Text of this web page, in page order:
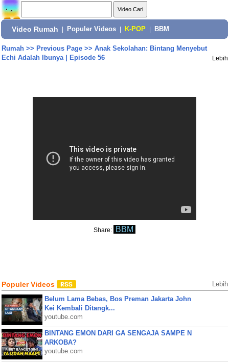
Video Rumah Populer Videos K-POP BBM
Rumah>> Previous Page>> Anak Sekolahan: Bintang Menyebut
Echi Adalah Ibunya | Episode 56
Lebih
Share: BBM
Populer Videos Lebih
Belum Lama Bebas, Bos Preman Jakarta John
Kei Kembali Ditangk...
youtube.com
BINTANG EMON DARI GA SENGAJA SAMPE N
ARKOBA?
youtube.com